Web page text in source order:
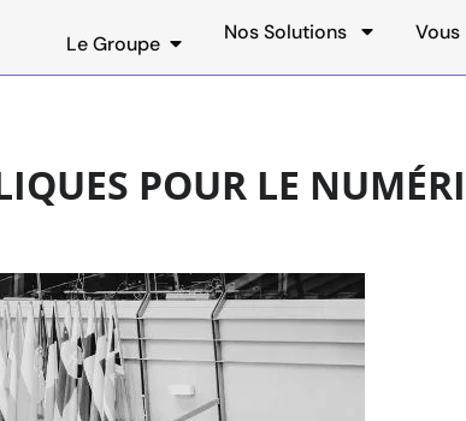
Le Groupe Nos Solutions Vous
POUR LE